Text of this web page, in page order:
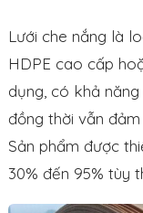
Lưới che nắng là
HDPE cao cấp
dụng, có khả
đồng thời vẫn
Sản phẩm được
30% đến 95% tùy